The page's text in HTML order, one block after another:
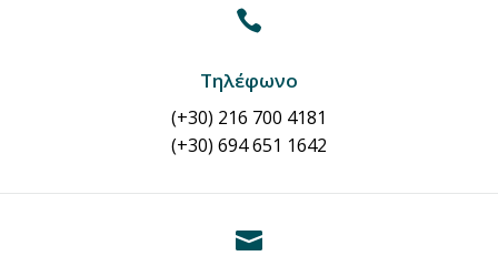

Τηλέφωνο
(+30) 216 700 4181
(+30) 694 651 1642
